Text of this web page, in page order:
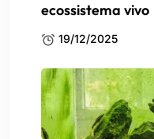
ecossistema vivo
19/12/2025